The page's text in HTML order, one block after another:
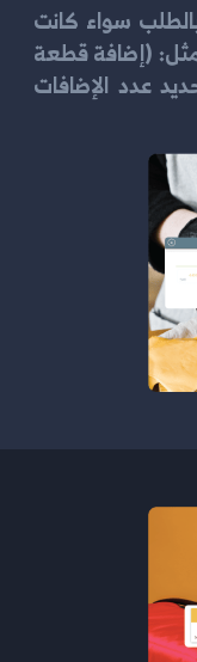
سواء كانت
(إضافة قطعة
عدد الإضافات